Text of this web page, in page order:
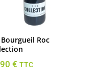
Roc
€ TTC